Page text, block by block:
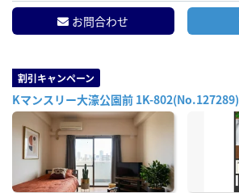
お問合わせ
割引キャンペーン
Kマンスリー大濠公園前 1K-802(No.127289)